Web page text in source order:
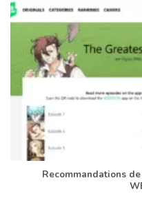
Recommandations